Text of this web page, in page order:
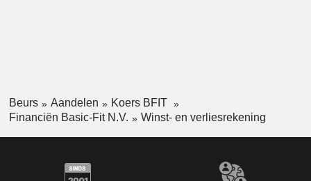
Beurs Aandelen
Koers BFIT
Financiën Basic-Fit N.V.
Winst- en verliesrekening